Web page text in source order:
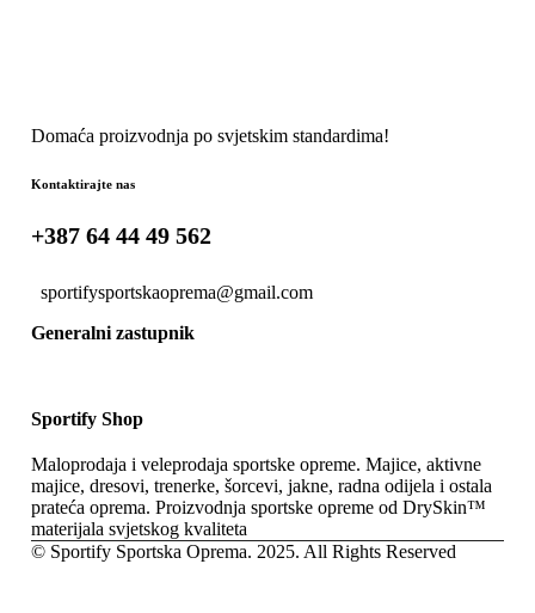
Domaća proizvodnja po svjetskim standardima!
Kontaktirajte nas
+387 64 44 49 562
sportifysportskaoprema@gmail.com
Generalni zastupnik
Sportify Shop
Maloprodaja i veleprodaja sportske opreme. Majice, aktivne
majice, dresovi, trenerke, šorcevi, jakne, radna odijela i ostala
prateća oprema. Proizvodnja sportske opreme od DrySkin™
materijala svjetskog kvaliteta
© Sportify Sportska Oprema. 2025. All Rights Reserved